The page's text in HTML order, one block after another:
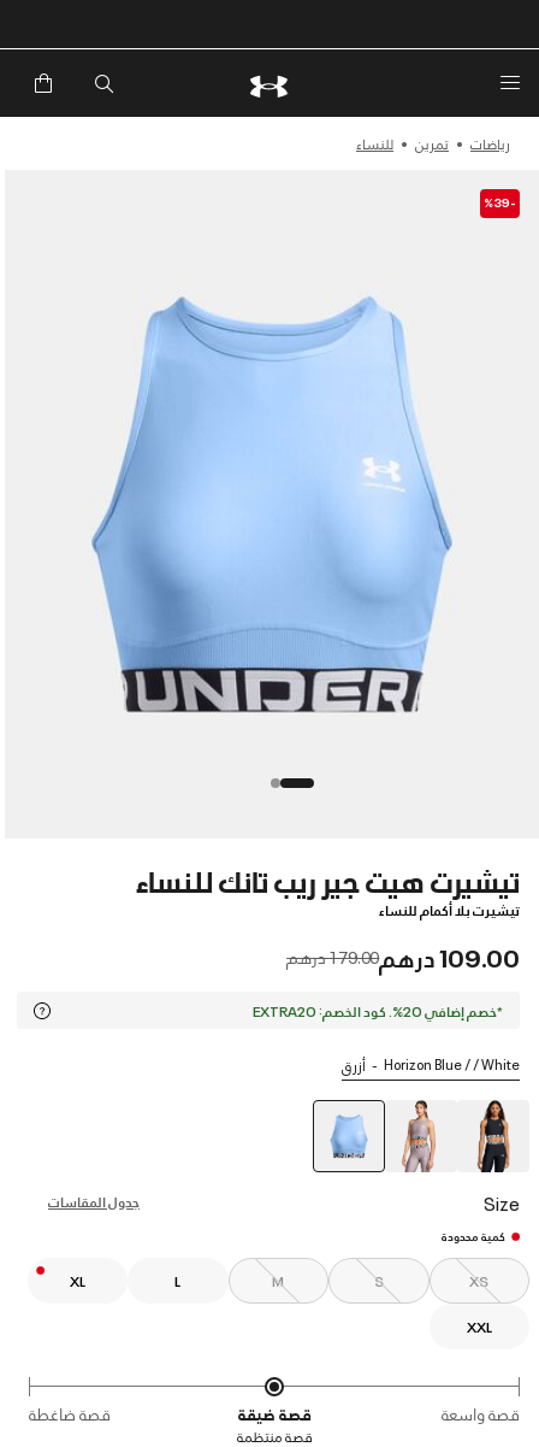
رياضات تمرين للنساء
-%39
تيشيرت هيت جير ريب تانك للنساء
تيشيرت بلا أكمام للنساء
109.00 درهم Price reduced from
179.00 درهم to
*خصم إضافي 20%. كود الخصم: EXTRA20
Horizon Blue / / White أزرق
Size جدول المقاسات
كمية محدودة
XS
S
M
L
XL
XXL
قصة واسعة قصة ضيقة قصة ضاغطة
قصة منتظمة